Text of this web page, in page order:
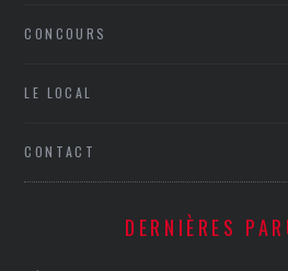
CONCOURS
LE LOCAL
CONTACT
DERNIÈRES